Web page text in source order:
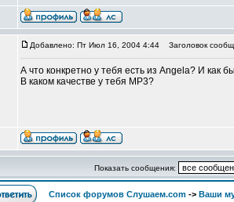
Добавлено: Пт Июл 16, 2004 4:44 Заголовок
А что конкретно у тебя есть из Angela? И как
В каком качестве у тебя MP3?
Показать сообщения:
Список форумов Слушаем.com -> Ваши